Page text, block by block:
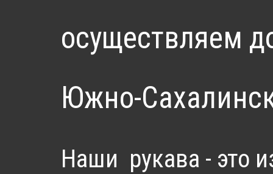
осуществляем
Южно-
Наши рукава - это